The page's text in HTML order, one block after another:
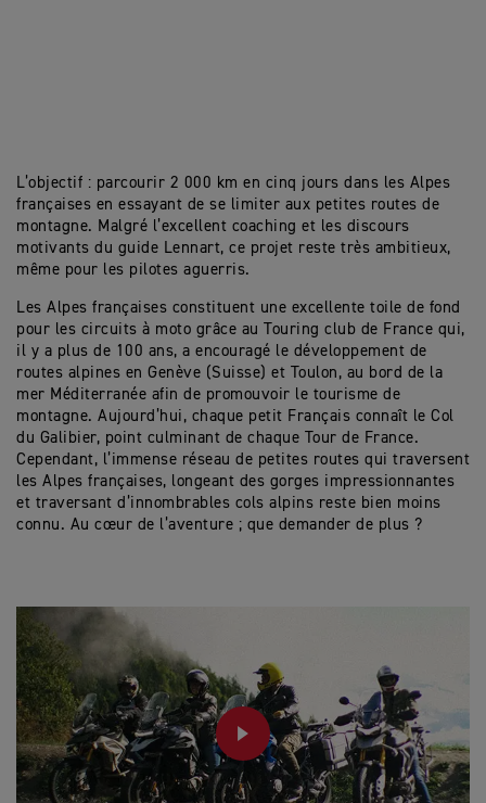
L’objectif : parcourir 2 000 km en cinq jours dans les Alpes
françaises en essayant de se limiter aux petites routes de
montagne. Malgré l’excellent coaching et les discours
motivants du guide Lennart, ce projet reste très ambitieux,
même pour les pilotes aguerris.
Les Alpes françaises constituent une excellente toile de fond
pour les circuits à moto grâce au Touring club de France qui,
il y a plus de 100 ans, a encouragé le développement de
routes alpines en Genève (Suisse) et Toulon, au bord de la
mer Méditerranée afin de promouvoir le tourisme de
montagne. Aujourd’hui, chaque petit Français connaît le Col
du Galibier, point culminant de chaque Tour de France.
Cependant, l’immense réseau de petites routes qui traversent
les Alpes françaises, longeant des gorges impressionnantes
et traversant d’innombrables cols alpins reste bien moins
connu. Au cœur de l’aventure ; que demander de plus ?
PLAY